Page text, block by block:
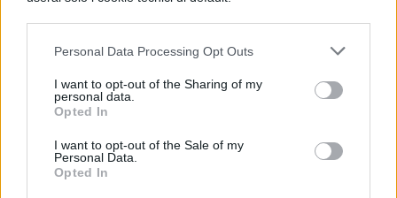
Personal Data Processing Opt Outs
I want to opt-out of the Sharing of my
personal data.
Opted In
I want to opt-out of the Sale of my
Personal Data.
Opted In
aveva distrutto i campi della Campania,
giunse a Preneste. Subito i romani vennero
presi dal terrore, ma Pirro chiese la pace.